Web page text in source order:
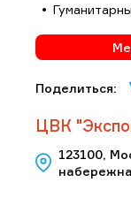
Поделиться:
ЦВК
123100,